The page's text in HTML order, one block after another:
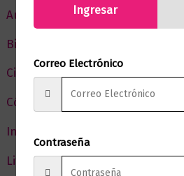
Autor del Mes
Bienestar
Ciencia y Conocimiento
Cómic y Fantasía
Infantil y Juvenil
Literatura
Ingresar
Correo Electrónico
Contraseña